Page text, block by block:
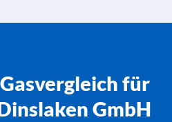
für
GmbH